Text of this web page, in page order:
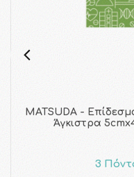
MATSUDA -
Άγκιστρα
3